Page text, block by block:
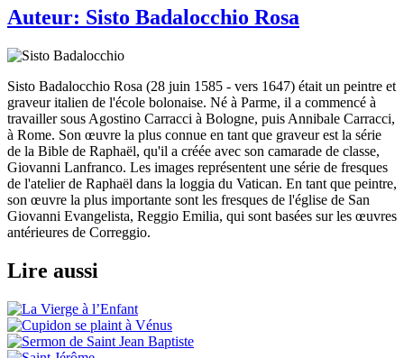
Auteur: Sisto Badalocchio Rosa
Sisto Badalocchio Rosa (28 juin 1585 - vers 1647) était un peintre et
graveur italien de l'école bolonaise. Né à Parme, il a commencé à
travailler sous Agostino Carracci à Bologne, puis Annibale Carracci,
à Rome. Son œuvre la plus connue en tant que graveur est la série
de la Bible de Raphaël, qu'il a créée avec son camarade de classe,
Giovanni Lanfranco. Les images représentent une série de fresques
de l'atelier de Raphaël dans la loggia du Vatican. En tant que peintre,
son œuvre la plus importante sont les fresques de l'église de San
Giovanni Evangelista, Reggio Emilia, qui sont basées sur les œuvres
antérieures de Correggio.
Lire aussi